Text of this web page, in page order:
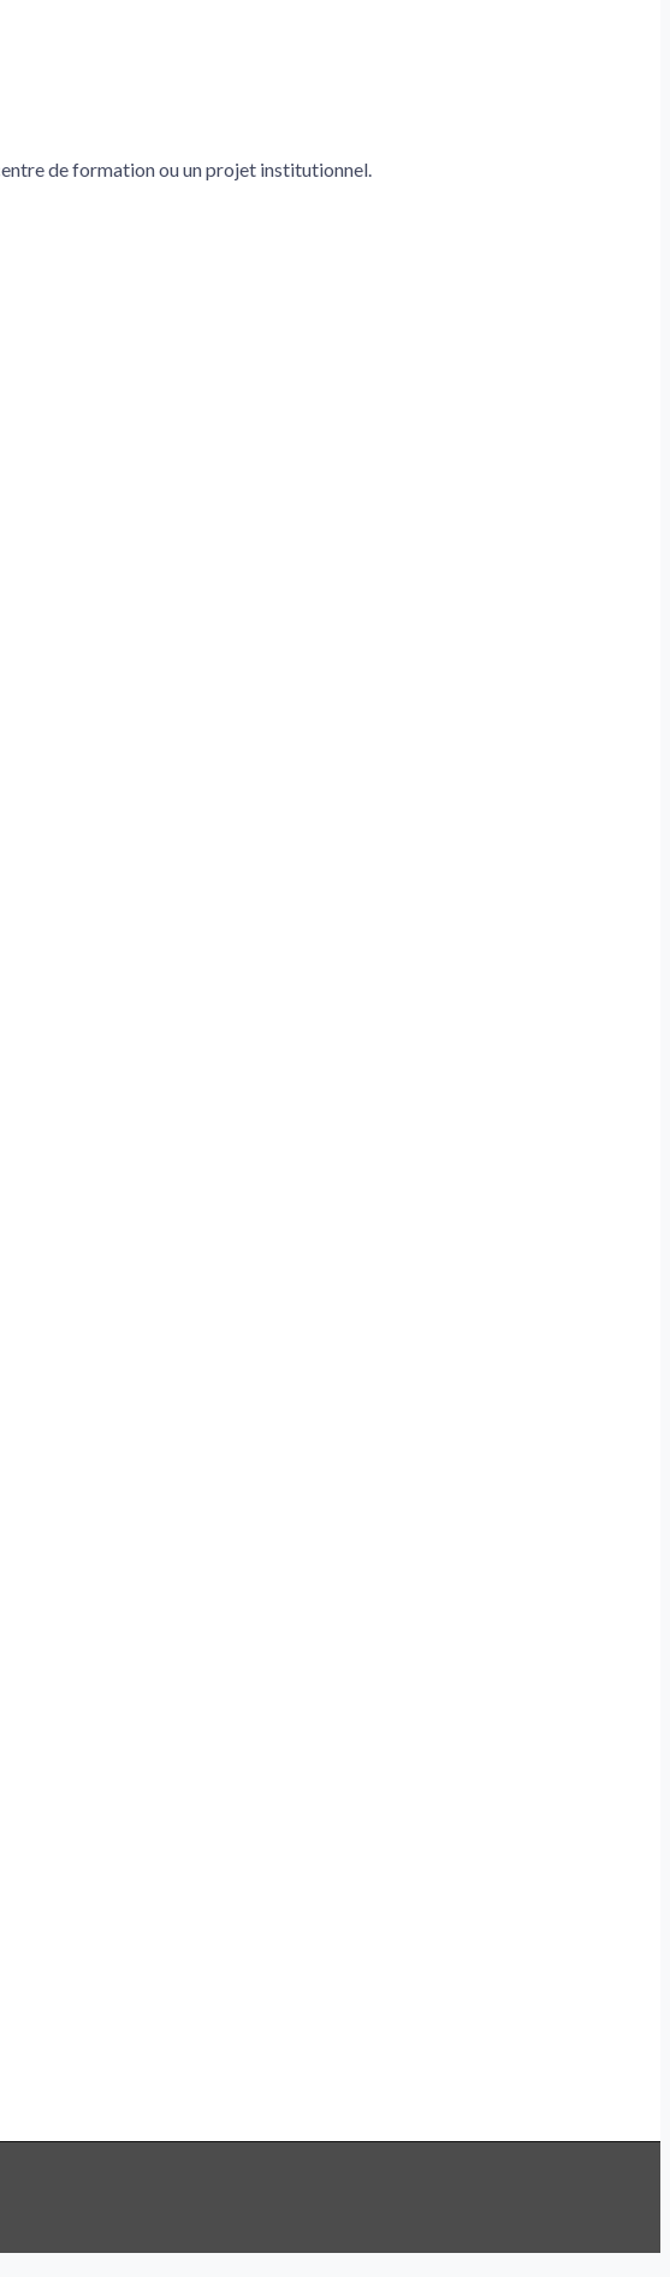
de formation ou un projet institutionnel.